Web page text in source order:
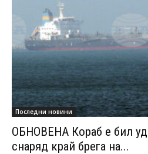
Последни новини
ОБНОВЕНА Кораб е бил
снаряд край брега на...